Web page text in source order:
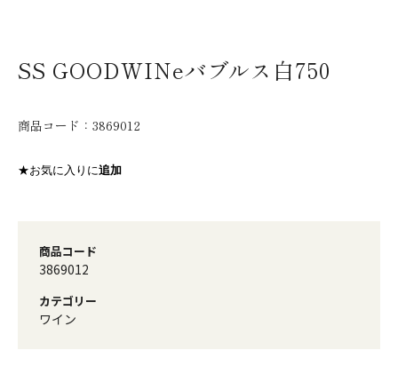
SS GOODWINeバブルス白750
商品コード： 3869012
★お気に入りに追加
商品コード
3869012
カテゴリー
ワイン